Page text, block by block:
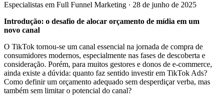
Especialistas em Full Funnel Marketing · 28 de junho de 2025
Introdução: o desafio de alocar orçamento de mídia em um
novo canal
O TikTok tornou-se um canal essencial na jornada de compra de
consumidores modernos, especialmente nas fases de descoberta e
consideração. Porém, para muitos gestores e donos de e-commerce,
ainda existe a dúvida: quanto faz sentido investir em TikTok Ads?
Como definir um orçamento adequado sem desperdiçar verba, mas
também sem limitar o potencial do canal?